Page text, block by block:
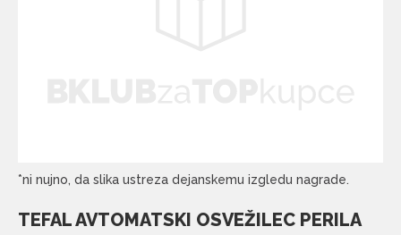
*ni nujno, da slika ustreza dejanskemu izgledu nagrade.
TEFAL AVTOMATSKI OSVEŽILEC PERILA